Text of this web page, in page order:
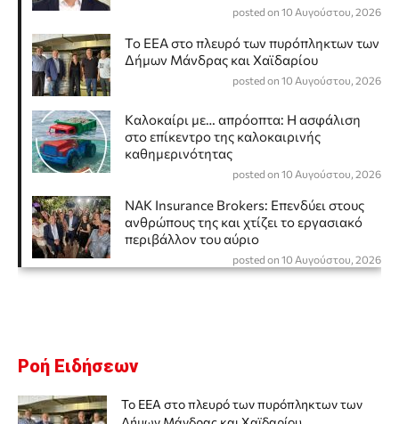
posted on 10 Αυγούστου, 2026
Το ΕΕΑ στο πλευρό των πυρόπληκτων των
Δήμων Μάνδρας και Χαϊδαρίου
posted on 10 Αυγούστου, 2026
Καλοκαίρι με… απρόοπτα: Η ασφάλιση
στο επίκεντρο της καλοκαιρινής
καθημερινότητας
posted on 10 Αυγούστου, 2026
NAK Insurance Brokers: Επενδύει στους
ανθρώπους της και χτίζει το εργασιακό
περιβάλλον του αύριο
posted on 10 Αυγούστου, 2026
Ροή Ειδήσεων
Το ΕΕΑ στο πλευρό των πυρόπληκτων των